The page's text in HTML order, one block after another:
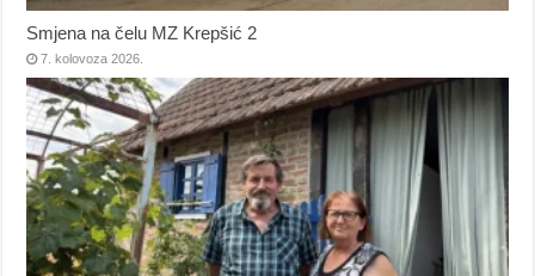
Smjena na čelu MZ Krepšić 2
7. kolovoza 2026.